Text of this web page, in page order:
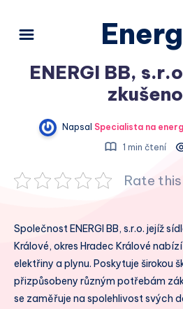
ENERGI BB,
Napsal Specialista na
1 min čtení
Rate
Společnost ENERGI BB, s.r.o. jejíž
Králové, okres Hradec Králové
elektřiny a plynu. Poskytuje širokou
přizpůsobeny různým potřebám
se zaměřuje na spolehlivost svých